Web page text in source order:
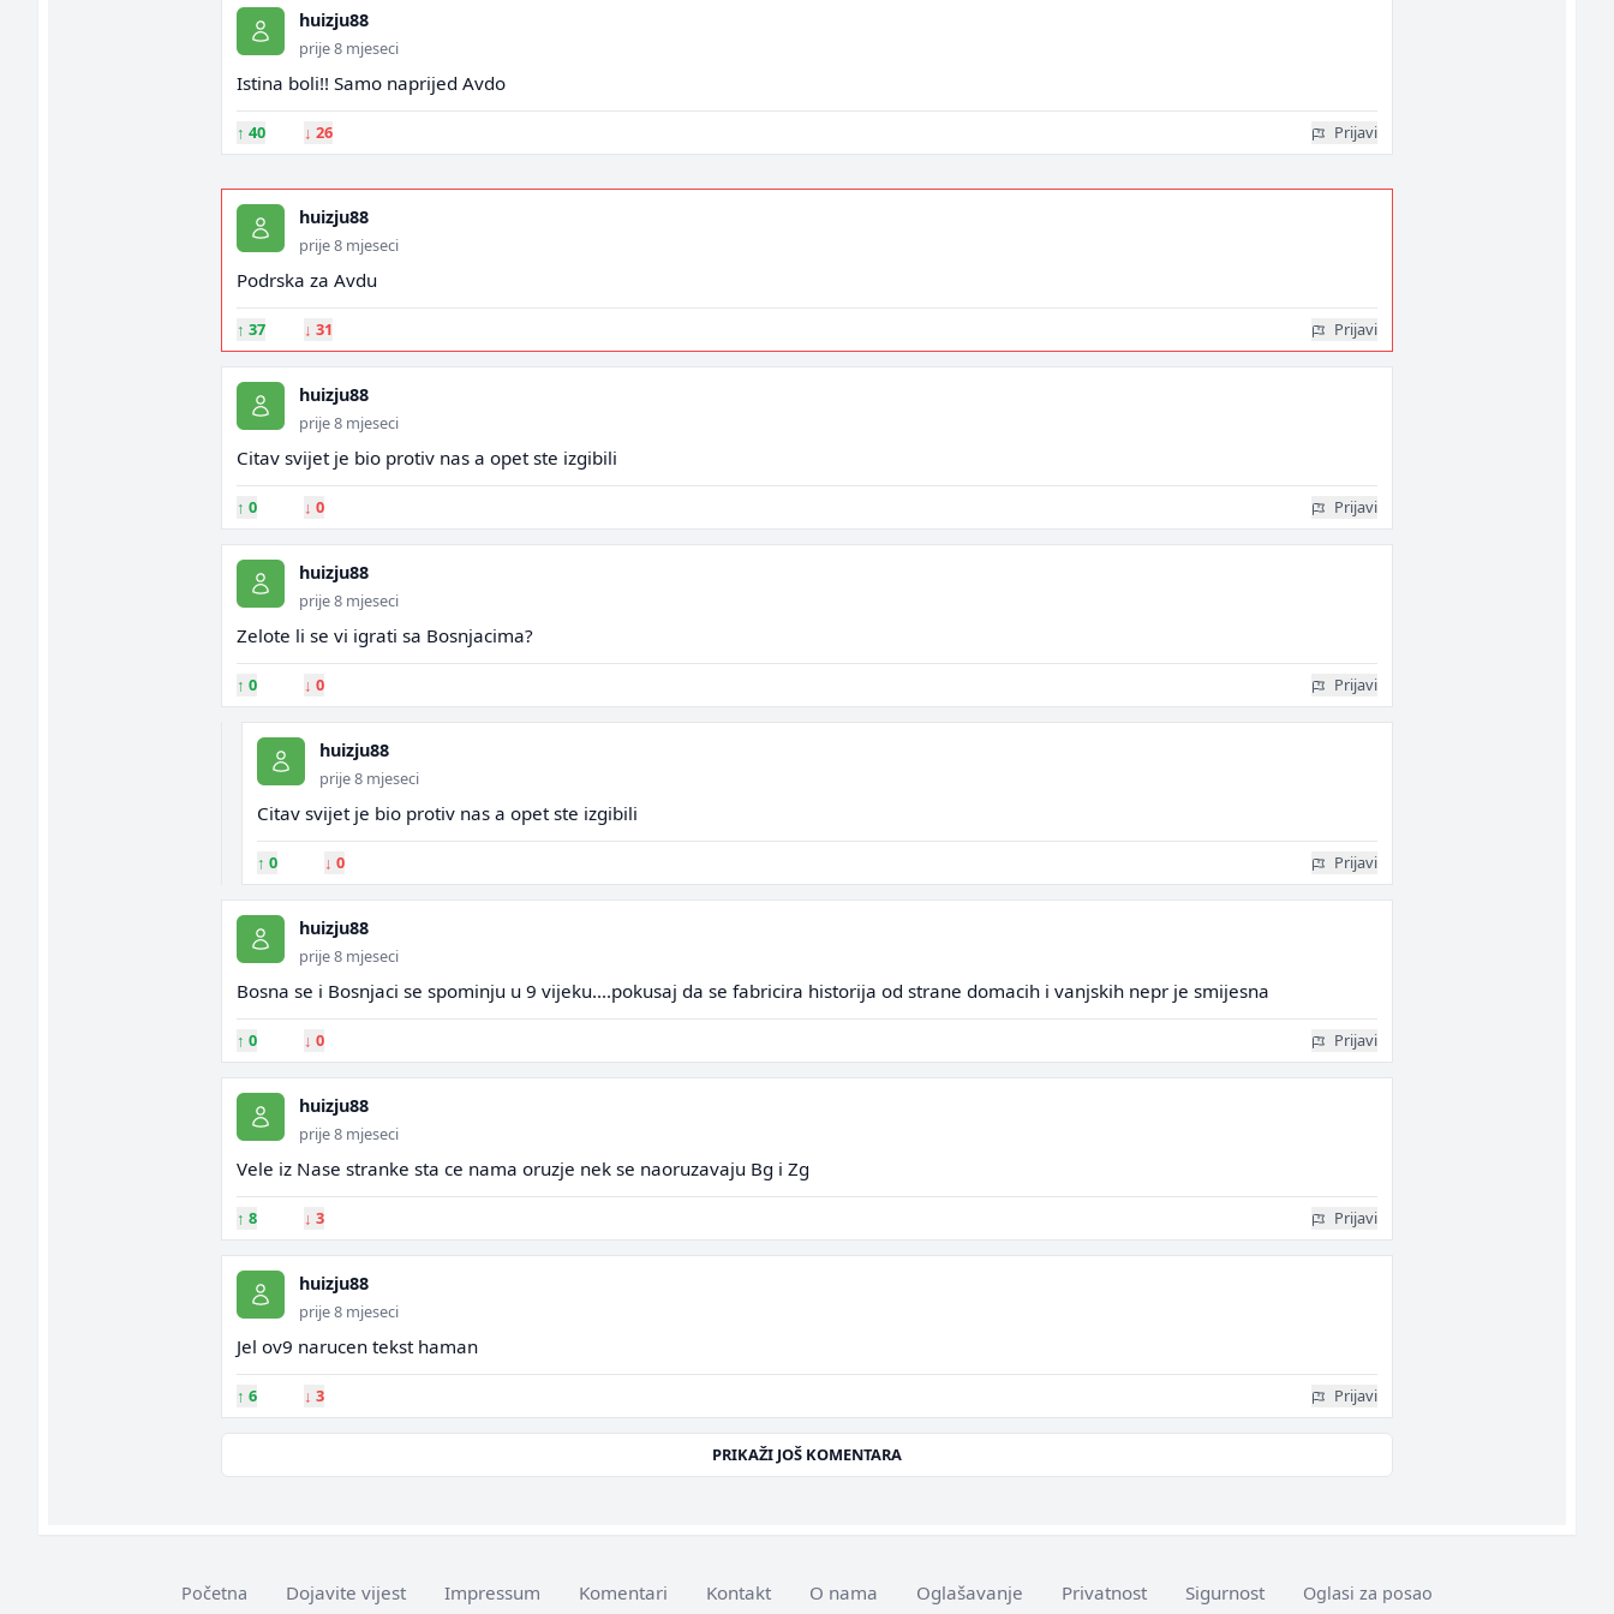
huizju88
prije 8 mjeseci
Istina boli!! Samo naprijed Avdo
↑ 40 ↓ 26 Prijavi
huizju88
prije 8 mjeseci
Podrska za Avdu
↑ 37 ↓ 31 Prijavi
huizju88
prije 8 mjeseci
Citav svijet je bio protiv nas a opet ste izgibili
↑ 0 ↓ 0 Prijavi
huizju88
prije 8 mjeseci
Zelote li se vi igrati sa Bosnjacima?
↑ 0 ↓ 0 Prijavi
huizju88
prije 8 mjeseci
Citav svijet je bio protiv nas a opet ste izgibili
↑ 0 ↓ 0 Prijavi
huizju88
prije 8 mjeseci
Bosna se i Bosnjaci se spominju u 9 vijeku....pokusaj da se fabricira historija od strane domacih i vanjskih nepr je smijesna
↑ 0 ↓ 0 Prijavi
huizju88
prije 8 mjeseci
Vele iz Nase stranke sta ce nama oruzje nek se naoruzavaju Bg i Zg
↑ 8 ↓ 3 Prijavi
huizju88
prije 8 mjeseci
Jel ov9 narucen tekst haman
↑ 6 ↓ 3 Prijavi
PRIKAŽI JOŠ KOMENTARA
Početna Dojavite vijest Impressum Komentari Kontakt O nama Oglašavanje Privatnost Sigurnost Oglasi za posao